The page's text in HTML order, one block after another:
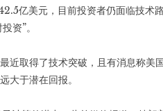
亿美元，目前投资者仍面临技术路
资”。
近取得了技术突破，且有消息称美
大于潜在回报。